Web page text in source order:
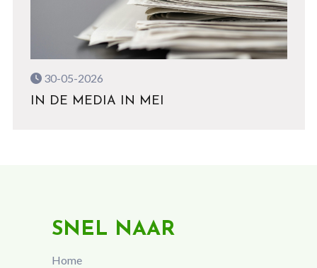
30-05-2026
IN DE MEDIA IN MEI
SNEL NAAR
Home